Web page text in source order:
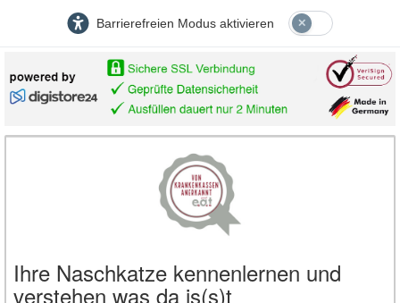
Barrierefreien Modus aktivieren
Ihre Naschkatze kennenlernen und
verstehen was da is(s)t